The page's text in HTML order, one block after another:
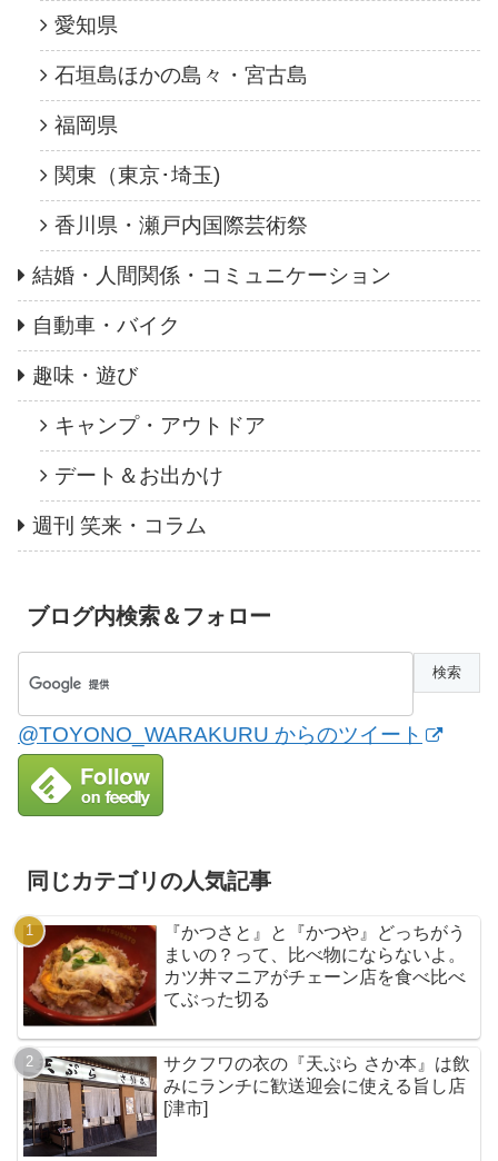
愛知県
石垣島ほかの島々・宮古島
福岡県
関東（東京･埼玉)
香川県・瀬戸内国際芸術祭
結婚・人間関係・コミュニケーション
自動車・バイク
趣味・遊び
キャンプ・アウトドア
デート＆お出かけ
週刊 笑来・コラム
ブログ内検索＆フォロー
@TOYONO_WARAKURU からのツイート
同じカテゴリの人気記事
『かつさと』と『かつや』どっちがう
まいの？って、比べ物にならないよ。
カツ丼マニアがチェーン店を食べ比べ
てぶった切る
サクフワの衣の『天ぷら さか本』は飲
みにランチに歓送迎会に使える旨し店
[津市]